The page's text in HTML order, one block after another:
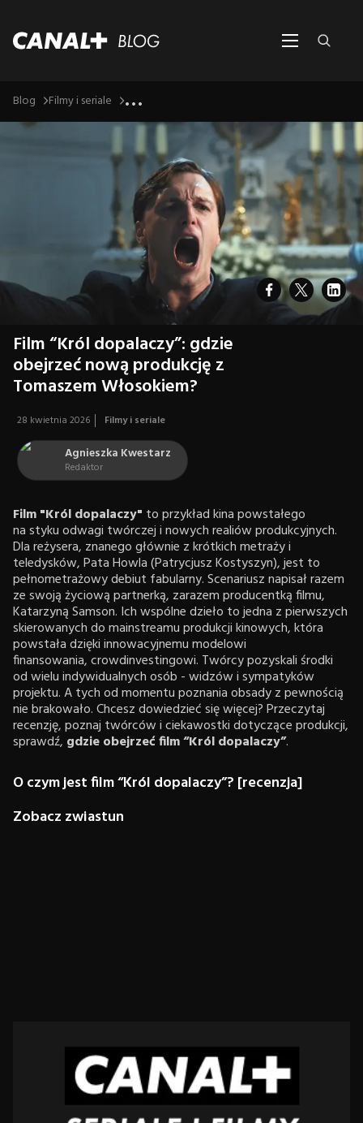
Blog Filmy i seriale ...
Film “Król dopalaczy”: gdzie
obejrzeć nową produkcję z
Tomaszem Włosokiem?
28 kwietnia 2026 Filmy i seriale
Agnieszka Kwestarz
Redaktor
Film "Król dopalaczy" to przykład kina powstałego
na styku odwagi twórczej i nowych realiów produkcyjnych.
Dla reżysera, znanego głównie z krótkich metraży i
teledysków, Pata Howla (Patrycjusz Kostyszyn), jest to
pełnometrażowy debiut fabularny. Scenariusz napisał razem
ze swoją życiową partnerką, zarazem producentką filmu,
Katarzyną Samson. Ich wspólne dzieło to jedna z pierwszych
skierowanych do mainstreamu produkcji kinowych, która
powstała dzięki innowacyjnemu modelowi
finansowania, crowdinvestingowi. Twórcy pozyskali środki
od wielu indywidualnych osób - widzów i sympatyków
projektu. A tych od momentu poznania obsady z pewnością
nie brakowało. Chcesz dowiedzieć się więcej? Przeczytaj
recenzję, poznaj twórców i ciekawostki dotyczące produkcji,
sprawdź, gdzie obejrzeć film “Król dopalaczy”.
O czym jest film “Król dopalaczy”? [recenzja]
Zobacz zwiastun